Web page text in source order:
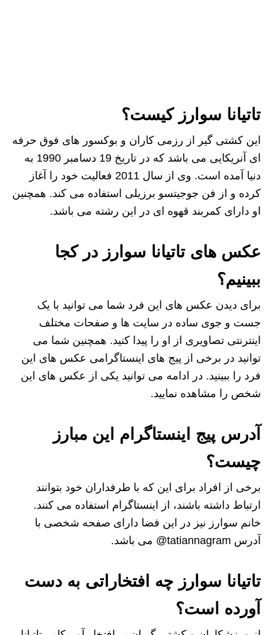
تاتیانا سوارز کیست؟
این کشتی گیر از رزمی کاران و بوکسور های فوق حرفه
ای آنریکایی می باشد که در تاریخ 19 دسامبر 1990 به
دنیا آمده است. وی از سال 2011 فعالیت خود را آغاز
کرده و از فن جوجیتسو برزیلی استفاده می کند. همچنین
او دارای کمربند قهوه ای در این رشته می باشد.
عکس های تاتیانا سوارز در کجا
ببینیم؟
برای دیدن عکس های این فرد شما می توانید با یک
جست و جوی ساده در سایت ها و صفحات مختلف
اینترنتی تصاویری از او را پیدا کنید. همچنین شما می
توانید در برخی از پیج های اینستاگرامی عکس های این
فرد را ببینید. در ادامه می توانید یکی از عکس های این
شخص را مشاهده نمایید.
آدرس پیج اینستاگرام این مبارز
چیست؟
برخی از افراد برای این که با طرفداران خود بتوانند
ارتباط داشته باشند، از اینستاگرام استفاده می کنند.
خانم سوارز نیز در این فضا دارای صفحه شخصی با
آدرس tatiannagram@ می باشد.
تاتیانا سوارز چه افتخاراتی به دست
آورده است؟